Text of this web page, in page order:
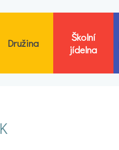
Družina
Školní
jídelna